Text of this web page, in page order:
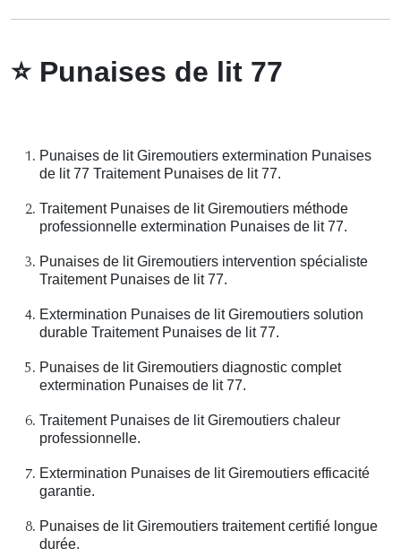
⭐Punaises de lit 77
Punaises de lit Giremoutiers extermination Punaises
de lit 77 Traitement Punaises de lit 77.
Traitement Punaises de lit Giremoutiers méthode
professionnelle extermination Punaises de lit 77.
Punaises de lit Giremoutiers intervention spécialiste
Traitement Punaises de lit 77.
Extermination Punaises de lit Giremoutiers solution
durable Traitement Punaises de lit 77.
Punaises de lit Giremoutiers diagnostic complet
extermination Punaises de lit 77.
Traitement Punaises de lit Giremoutiers chaleur
professionnelle.
Extermination Punaises de lit Giremoutiers efficacité
garantie.
Punaises de lit Giremoutiers traitement certifié longue
durée.